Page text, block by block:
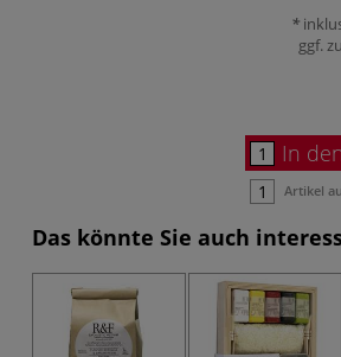
ggf.
In
Artikel
Das könnte Sie auch